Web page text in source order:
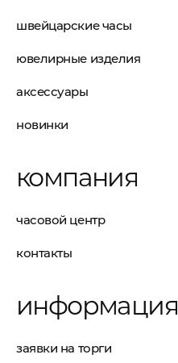
швейцарские часы
ювелирные изделия
аксессуары
новинки
компания
часовой центр
контакты
информация
заявки на торги